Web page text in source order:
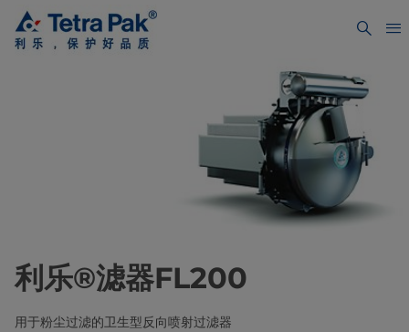
利乐®滤器FL200
用于粉尘过滤的卫生型反向喷射过滤器